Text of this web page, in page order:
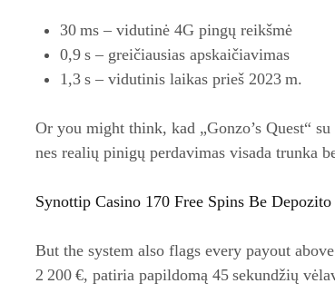
30 ms – vidutinė 4G pingų reikšmė
0,9 s – greičiausias apskaičiavimas
1,3 s – vidutinis laikas prieš 2023 m.
Or you might think, kad „Gonzo’s Quest“
nes realių pinigų perdavimas visada trunka
Synottip Casino 170 Free Spins Be
But the system also flags every payout
2 200 €, patiria papildomą 45 sekundžių